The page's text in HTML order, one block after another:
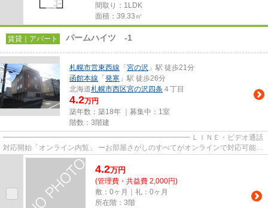
間取り：1LDK
面積：39.33㎡
賃貸｜アパート パームハイツ -1
札幌市営東西線 「 宮の沢 」駅 徒歩21分
函館本線 「 発寒 」駅 徒歩26分
北海道札幌市西区宮の沢四条 ４丁目
4.2万円
築年数：築18年 ｜募集中： 1室
階数：3階建
━━━━━━━━━━━━━━━━━━━━━━━━━━ ＬＩＮＥ・ビデオ通話
対応開始「オンライン内覧」 ーお部屋さがしのすべてがオンラインで対応可能ー
━━━━━━━━━━━━━━━━━━━━━━━━━━ スマートフォンだけで
4.2万円
(管理費・共益費 2,000円)
敷：0ヶ月｜礼：0ヶ月
所在階：3階